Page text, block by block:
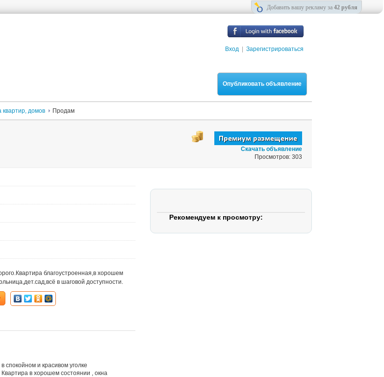
Вход Зарегистрироваться
Опубликовать объявление
квартир, домов Продам
Скачать объявление
Просмотров: 303
благоустроенная,в хорошем
в шаговой доступности.
спокойном и красивом уголке
в хорошем состоянии , окна
Добавить вашу рекламу за 42 рубля
Рекомендуем к просмотру: